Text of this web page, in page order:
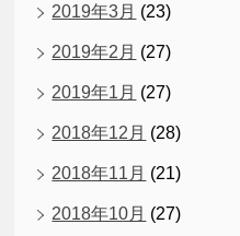
2019年3月 (23)
2019年2月 (27)
2019年1月 (27)
2018年12月 (28)
2018年11月 (21)
2018年10月 (27)